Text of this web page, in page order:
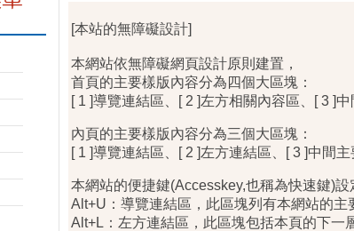
[本站的無障礙設計]
本網站依無障礙網頁設計原則建置，
首頁的主要樣版內容分為四個大區塊：
[ 1 ]導覽連結區、[ 2 ]左方相關內容區、[ 3 ]
內頁的主要樣版內容分為三個大區塊：
[ 1 ]導覽連結區、[ 2 ]左方連結區、[ 3 ]中間主
本網站的便捷鍵(Accesskey,也稱為快速鍵)設
Alt+U：導覽連結區，此區塊列有本網站的主
Alt+L：左方連結區，此區塊包括本頁的下一